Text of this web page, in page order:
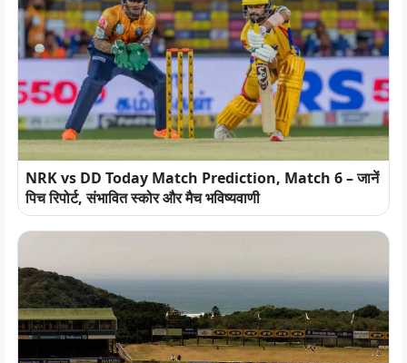
NRK vs DD Today Match Prediction, Match 6 – जानें
पिच रिपोर्ट, संभावित स्कोर और मैच भविष्यवाणी